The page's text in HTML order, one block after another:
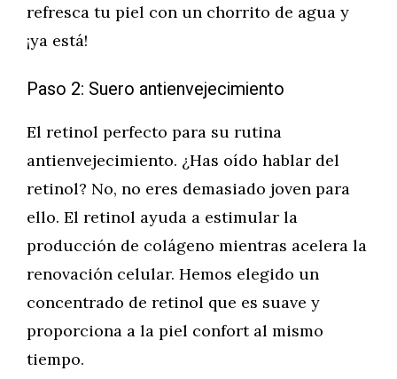
refresca tu piel con un chorrito de agua y
¡ya está!
Paso 2: Suero antienvejecimiento
El retinol perfecto para su rutina
antienvejecimiento. ¿Has oído hablar del
retinol? No, no eres demasiado joven para
ello. El retinol ayuda a estimular la
producción de colágeno mientras acelera la
renovación celular. Hemos elegido un
concentrado de retinol que es suave y
proporciona a la piel confort al mismo
tiempo.